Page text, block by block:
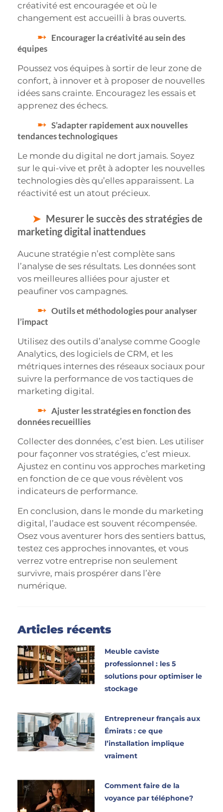
créativité est encouragée et où le
changement est accueilli à bras ouverts.
Encourager la créativité au sein des
équipes
Poussez vos équipes à sortir de leur zone de
confort, à innover et à proposer de nouvelles
idées sans crainte. Encouragez les essais et
apprenez des échecs.
S’adapter rapidement aux nouvelles
tendances technologiques
Le monde du digital ne dort jamais. Soyez
sur le qui-vive et prêt à adopter les nouvelles
technologies dès qu’elles apparaissent. La
réactivité est un atout précieux.
Mesurer le succès des stratégies de
marketing digital inattendues
Aucune stratégie n’est complète sans
l’analyse de ses résultats. Les données sont
vos meilleures alliées pour ajuster et
peaufiner vos campagnes.
Outils et méthodologies pour analyser
l’impact
Utilisez des outils d’analyse comme Google
Analytics, des logiciels de CRM, et les
métriques internes des réseaux sociaux pour
suivre la performance de vos tactiques de
marketing digital.
Ajuster les stratégies en fonction des
données recueillies
Collecter des données, c’est bien. Les utiliser
pour façonner vos stratégies, c’est mieux.
Ajustez en continu vos approches marketing
en fonction de ce que vous révèlent vos
indicateurs de performance.
En conclusion, dans le monde du marketing
digital, l’audace est souvent récompensée.
Osez vous aventurer hors des sentiers battus,
testez ces approches innovantes, et vous
verrez votre entreprise non seulement
survivre, mais prospérer dans l’ère
numérique.
Articles récents
Meuble caviste
professionnel : les 5
solutions pour optimiser le
stockage
Entrepreneur français aux
Émirats : ce que
l’installation implique
vraiment
Comment faire de la
voyance par téléphone?